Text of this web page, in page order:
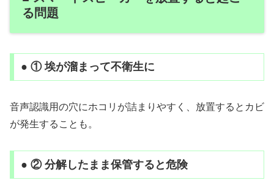
る問題
● ① 埃が溜まって不衛生に
音声認識用の穴にホコリが詰まりやすく、放置するとカビ
が発生することも。
● ② 分解したまま保管すると危険